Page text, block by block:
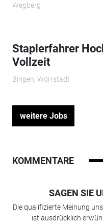
Wegberg
Staplerfahrer
Vollzeit
Bingen, Wörrstadt
weitere Jobs
KOMMENTARE
SAGEN SIE
Die qualifizierte Meinung
ist ausdrücklich